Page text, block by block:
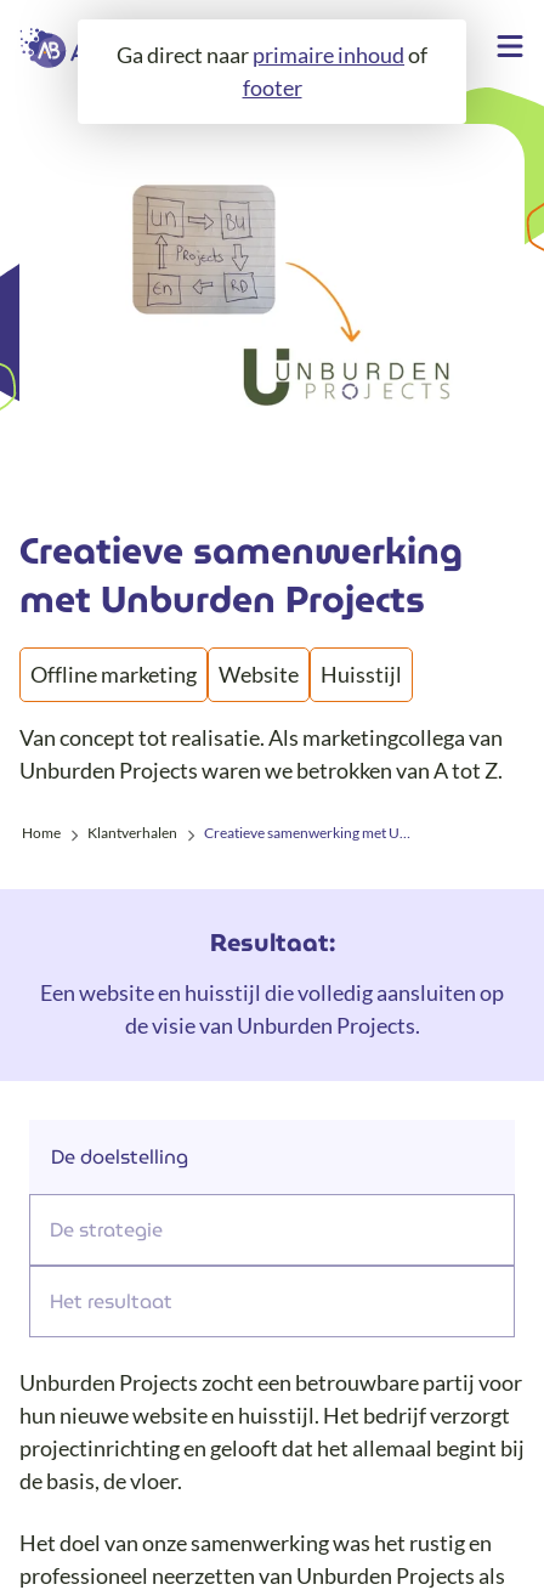
Ga direct naarprimaire inhoudof
footer
Creatieve samenwerking
met Unburden Projects
Offline marketing Website Huisstijl
Van concept tot realisatie. Als marketingcollega van
Unburden Projects waren we betrokken van A tot Z.
Home Klantverhalen
Resultaat:
Een website en huisstijl die volledig aansluiten op
de visie van Unburden Projects.
De doelstelling
De strategie
Het resultaat
Unburden Projects zocht een betrouwbare partij voor
hun nieuwe website en huisstijl. Het bedrijf verzorgt
projectinrichting en gelooft dat het allemaal begint bij
de basis, de vloer.
Het doel van onze samenwerking was het rustig en
professioneel neerzetten van Unburden Projects als